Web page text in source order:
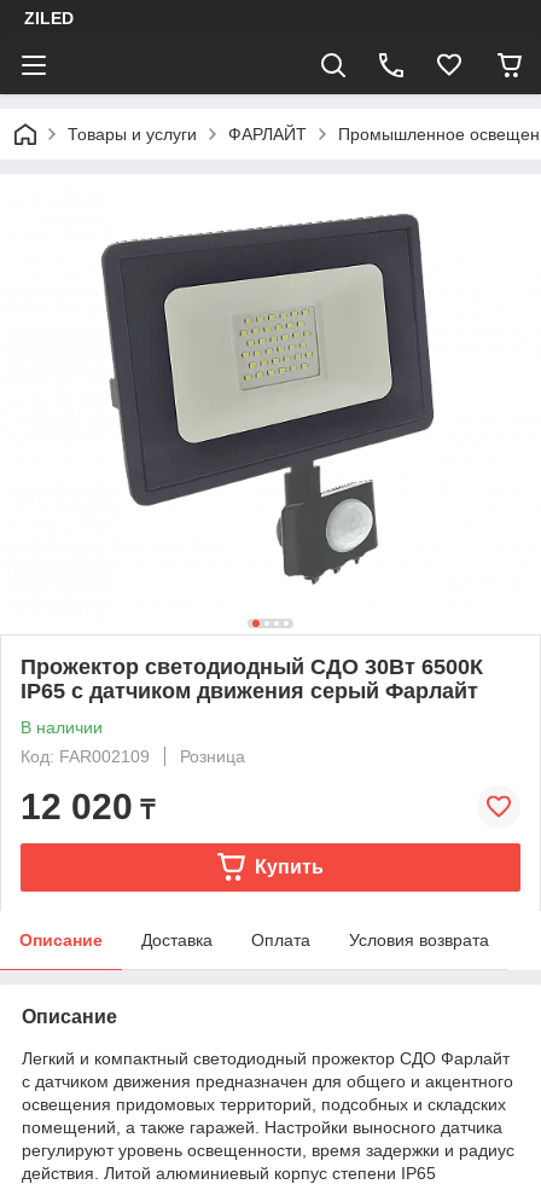
ZILED
Товары и услуги ФАРЛАЙТ Промышленное
Прожектор светодиодный СДО 30Вт 6500К
IP65 с датчиком движения серый Фарлайт
В наличии
Код: FAR002109
Розница
12 020 ₸
Купить
Описание Доставка Оплата Условия возврата
Описание
Легкий и компактный светодиодный прожектор СДО Фарлайт
с датчиком движения предназначен для общего и акцентного
освещения придомовых территорий, подсобных и складских
помещений, а также гаражей. Настройки выносного датчика
регулируют уровень освещенности, время задержки и радиус
действия. Литой алюминиевый корпус степени IP65